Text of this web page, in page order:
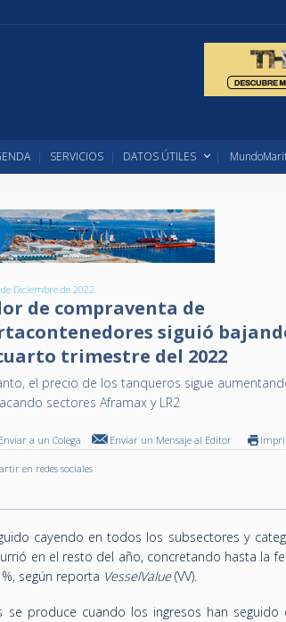
SERVICIOS DATOS ÚTILES
Diciembre de 2022
de compraventa de
siguió
trimestre del 2022
el precio de los tanqueros sigue
sectores Aframax y LR2
Enviar a un Colega Enviar un Mensaje al Editor
en redes sociales
cayendo en todos los subsectores y
en el resto del año, concretando hasta la
según reporta VesselValue(VV).
produce cuando los ingresos han seguido